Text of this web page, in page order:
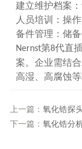
建立维护档案
人员培训：操
备件管理：储
Nernst第8代直
案。企业需结
高湿、高腐蚀
上一篇： 氧化锆探
下一篇： 氧化锆分